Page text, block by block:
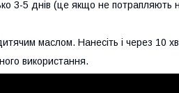
3-5 днів (це якщо не потрапляють
маслом. Нанесіть і через 10
використання.